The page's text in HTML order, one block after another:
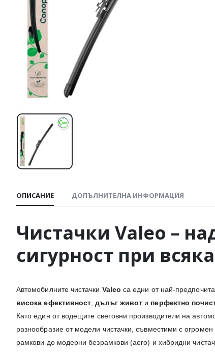
ОПИСАНИЕ ДОПЪЛНИТЕЛНА ИНФОРМАЦИЯ
Чистачки Valeo –
сигурност при
Автомобилните чистачки Valeo са едни от най-
висока ефективност ,дълъг живот и перфектно
Като един от водещите световни производители на
разнообразие от модели чистачки, съвместими с
рамкови до модерни безрамкови (aero) и хибридни